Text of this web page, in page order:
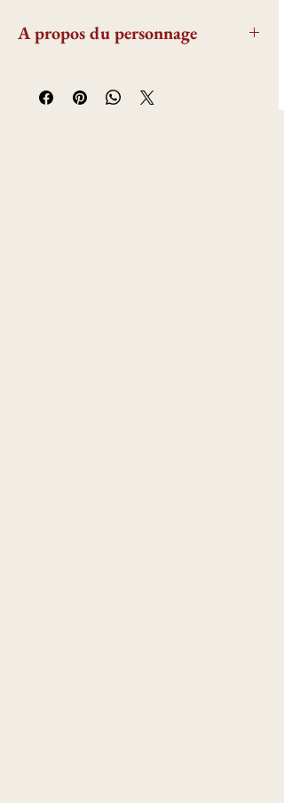
A propos du personnage
élu en 1292 à Chypre pour le diriger. A cette